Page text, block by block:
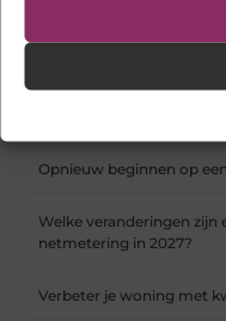
Een
Hoe webshop SEO
Koelkast en vriezer
Opnieuw beginnen op
Welke veranderingen
netmetering in 2027?
Verbeter je woning met